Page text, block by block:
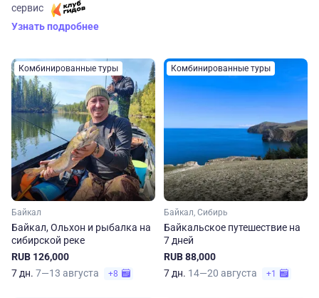
сервис
Узнать подробнее
Комбинированные туры
Байкал
Байкал, Ольхон и рыбалка на
сибирской реке
RUB 126,000
7 дн. 7—13 августа +8
Комбинированные туры
Байкал, Сибирь
Байкальское путешествие на
7 дней
RUB 88,000
7 дн. 14—20 августа +1